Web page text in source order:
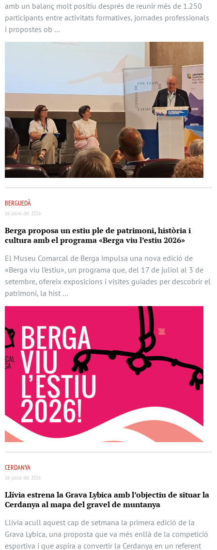
amb un balanç molt positiu després de reunir més de 1.250
participants entre activitats formatives, jornades professionals
i propostes ob …
BERGUEDÀ
16 juliol del 2026
Berga proposa un estiu ple de patrimoni, història i
cultura amb el programa «Berga viu l’estiu 2026»
El Museu Comarcal de Berga impulsa una nova edició de
«Berga viu l’estiu», un programa que, del 17 de juliol al 3 de
setembre, ofereix exposicions i visites guiades per descobrir el
patrimoni, la hist …
CERDANYA
16 juliol del 2026
Llívia estrena la Grava Lybica amb l’objectiu de situar la
Cerdanya al mapa del gravel de muntanya
Llívia acull aquest cap de setmana la primera edició de la
Grava Lybica, una proposta que va més enllà de la competició
esportiva i que aspira a convertir la Cerdanya en un referent